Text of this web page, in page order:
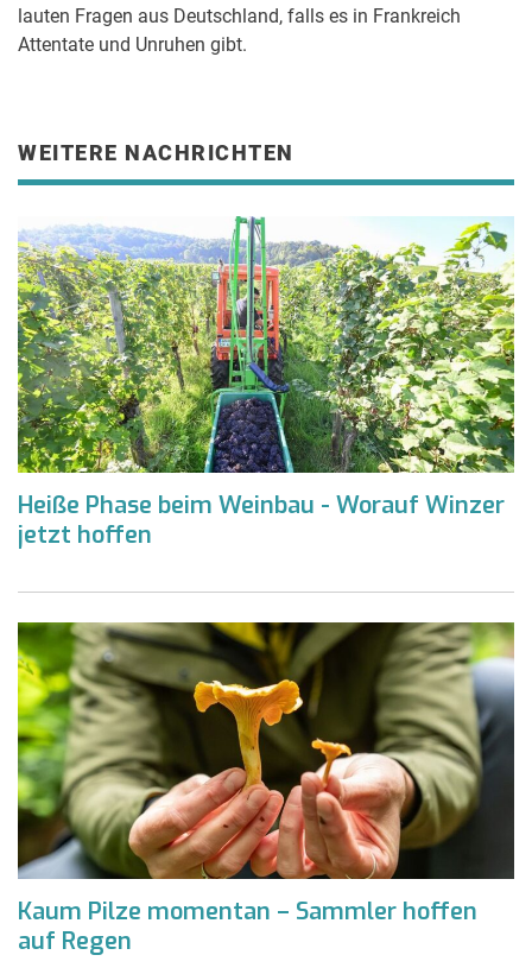
lauten Fragen aus Deutschland, falls es in Frankreich
Attentate und Unruhen gibt.
WEITERE NACHRICHTEN
Heiße Phase beim Weinbau - Worauf Winzer
jetzt hoffen
Kaum Pilze momentan – Sammler hoffen
auf Regen